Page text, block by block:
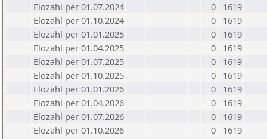
Elozahl per 01.07.2024
0
1619
Elozahl per 01.10.2024
0
1619
Elozahl per 01.01.2025
0
1619
Elozahl per 01.04.2025
0
1619
Elozahl per 01.07.2025
0
1619
Elozahl per 01.10.2025
0
1619
Elozahl per 01.01.2026
0
1619
Elozahl per 01.04.2026
0
1619
Elozahl per 01.07.2026
0
1619
Elozahl per 01.10.2026
0 1619